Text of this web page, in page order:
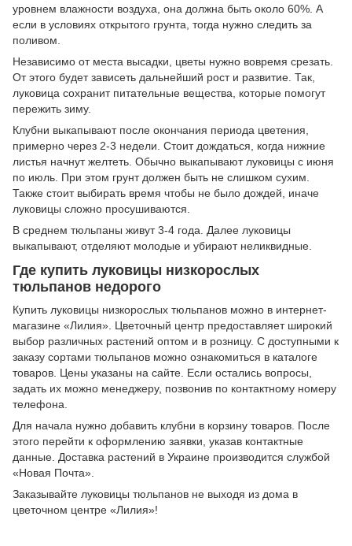
уровнем влажности воздуха, она должна быть около 60%. А
если в условиях открытого грунта, тогда нужно следить за
поливом.
Независимо от места высадки, цветы нужно вовремя срезать.
От этого будет зависеть дальнейший рост и развитие. Так,
луковица сохранит питательные вещества, которые помогут
пережить зиму.
Клубни выкапывают после окончания периода цветения,
примерно через 2-3 недели. Стоит дождаться, когда нижние
листья начнут желтеть. Обычно выкапывают луковицы с июня
по июль. При этом грунт должен быть не слишком сухим.
Также стоит выбирать время чтобы не было дождей, иначе
луковицы сложно просушиваются.
В среднем тюльпаны живут 3-4 года. Далее луковицы
выкапывают, отделяют молодые и убирают неликвидные.
Где купить луковицы низкорослых
тюльпанов недорого
Купить луковицы низкорослых тюльпанов можно в интернет-
магазине «Лилия». Цветочный центр предоставляет широкий
выбор различных растений оптом и в розницу. С доступными к
заказу сортами тюльпанов можно ознакомиться в каталоге
товаров. Цены указаны на сайте. Если остались вопросы,
задать их можно менеджеру, позвонив по контактному номеру
телефона.
Для начала нужно добавить клубни в корзину товаров. После
этого перейти к оформлению заявки, указав контактные
данные. Доставка растений в Украине производится службой
«Новая Почта».
Заказывайте луковицы тюльпанов не выходя из дома в
цветочном центре «Лилия»!